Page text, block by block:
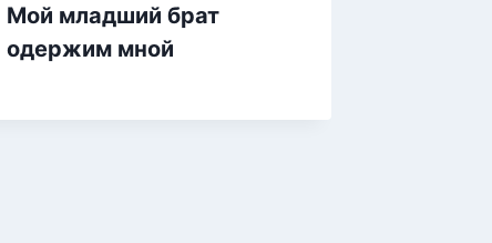
Мой младший брат
одержим мной